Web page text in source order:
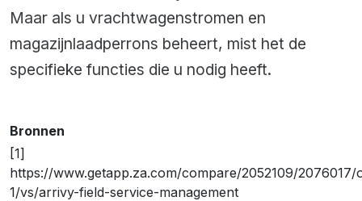
Maar als u vrachtwagenstromen en
magazijnlaadperrons beheert, mist het de
specifieke functies die u nodig heeft.
Bronnen
[1]
https://www.getapp.za.com/compare/2052109/2076017/
1/vs/arrivy-field-service-management